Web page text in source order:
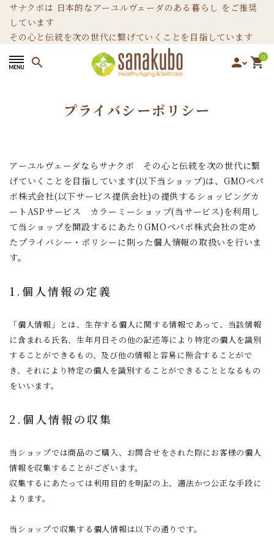
サナクボは 日本的なアーユルヴェーダのある暮らし をご推奨
しています
その心と伝統を次の世代に繋げていくことを目指しています
search person 0
shopping_cart
search
ホームページ
ブログ
お問い合わせ
プライバシーポリシー
特定商取引法について
お問い合わせ
ようこそ ゲスト 様
meeting_room ログイン person 新規会員登録
プライバシーポリシー
アーユルヴェーダならサナクボ その心と伝統を次の世代に繋
げていくことを目指しています(以下当ショップ)は、 GMOペパ
ボ株式会社(以下サービス提供会社)の提供するショッピングカ
ートASPサービス カラーミーショップ(当サービス)を利用し
て当ショップを開設するにあたりGMOペパボ株式会社の定め
た プライバシー・ポリシー に則った個人情報の取扱いを行いま
す。
1.個人情報の定義
「個人情報」とは、生存する個人に関する情報であって、当該情報
に含まれる氏名、生年月日その他の記述等により特定の個人を識別
することができるもの、及び他の情報と容易に照合することがで
き、それにより特定の個人を識別することができることとなるもの
をいいます。
2.個人情報の収集
当ショップでは商品のご購入、お問合せをされた際にお客様の個人
情報を収集することがございます。
収集するにあたっては利用目的を明記の上、適法かつ公正な手段に
よります。
当ショップで収集する個人情報は以下の通りです。